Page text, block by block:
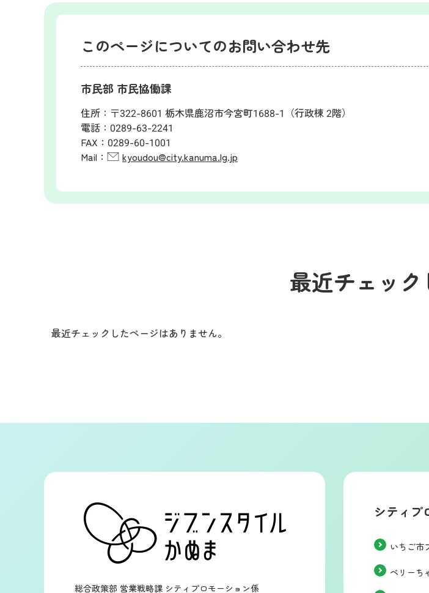
このページについてのお問い合わせ先
市民部 市民協働課
住所： 〒322-8601 栃木県鹿沼市今宮町1688-1（行政棟 2階）
電話： 0289-63-2241
FAX： 0289-60-1001
Mail：
kyoudou@city.kanuma.lg.jp
最近チェッ
最近チェックしたページはありません。
総合政策部 営業戦略課 シティプロモーション係
シティプ
いちご市
ベリーち